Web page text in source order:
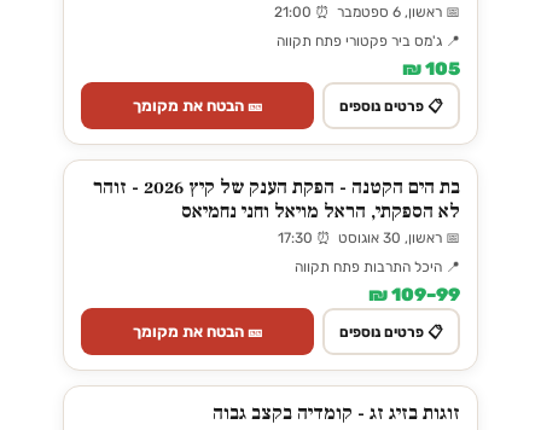
📅 ראשון, 6 ספטמבר ⏰ 21:00
📍 ג'מס ביר פקטורי פתח תקווה
105 ₪
📋 פרטים נוספים 🎫 הבטח את מקומך
בת הים הקטנה - הפקת הענק של קיץ 2026 - זוהר
לא הספקתי, הראל מויאל וחני נחמיאס
📅 ראשון, 30 אוגוסט ⏰ 17:30
📍 היכל התרבות פתח תקווה
99–109 ₪
📋 פרטים נוספים 🎫 הבטח את מקומך
זוגות בזיג זג - קומדיה בקצב גבוה